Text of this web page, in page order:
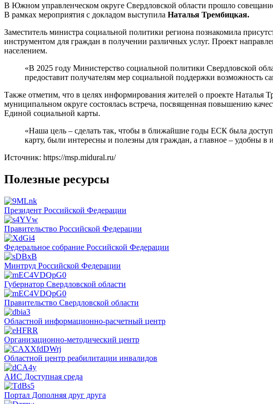
В Южном управленческом округе Свердловской области прошло
В рамках мероприятия с докладом выступила Наталья Трембицкая.
Заместитель министра социальной политики региона познакомила
инструментом для граждан в получении различных услуг. Проект
населением.
«В 2025 году Министерство социальной политики Свердловской
предоставит получателям мер социальной поддержки возможность
Также отметим, что в целях информирования жителей о проекте Наталья
муниципальном округе состоялась встреча, посвященная повышению
Единой социальной карты.
«Наша цель – сделать так, чтобы в ближайшие годы ЕСК была
карту, были интересны и полезны для граждан, а главное – удобны в
Источник: https://msp.midural.ru/
Полезные ресурсы
Президент Российской Федерации
Правительство Российской Федерации
Федеральное собрание Российской Федерации
Минтруд Российской Федерации
Губернатор Свердловской области
Правительство Свердловской области
Областной информационно-расчетный центр
Организационно-методический центр
Областной центр реабилитации инвалидов
АИС Доступная среда
Портал Дополняя друг друга